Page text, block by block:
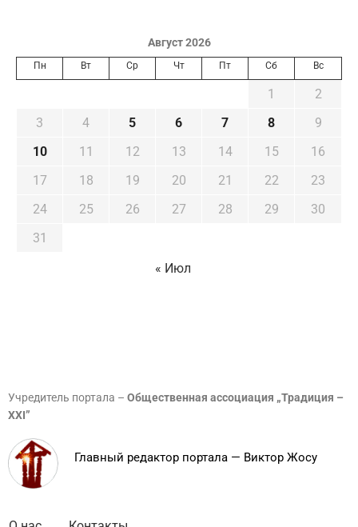
Август 2026
Пн Вт Ср Чт Пт Сб Вс
1
2
3
4 5 6 7 8
9
10
11 12 13 14 15
16
17
18 19 20 21 22
23
24
25 26 27 28 29
30
31
« Июл
Учредитель портала – Общественная ассоциация „Традиция –
XXI”
Главный редактор портала — Виктор Жосу